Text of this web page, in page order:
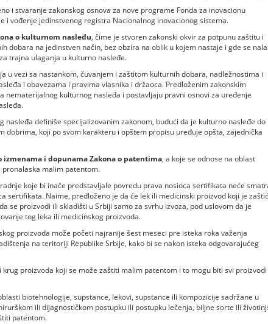
i stvaranje zakonskog osnova za nove programe Fonda za inovacionu
i vođenje jedinstvenog registra Nacionalnog inovacionog sistema.
o kulturnom nasleđu, čime je stvoren zakonski okvir za potpunu zaštitu i
dobara na jedinstven način, bez obzira na oblik u kojem nastaje i gde se
trajna ulaganja u kulturno nasleđe.
u vezi sa nastankom, čuvanjem i zaštitom kulturnih dobara, nadležnostima i
i obavezama i pravima vlasnika i držaoca. Predloženim zakonskim
nematerijalnog kulturnog nasleđa i postavljaju pravni osnovi za uređenje
nasleđa definiše specijalizovanim zakonom, budući da je kulturno nasleđe do
dobrima, koji po svom karakteru i opštem propisu uređuje opšta, zajednička
izmenama i dopunama Zakona o patentima, a koje se odnose na oblast
malim patentom.
koje bi inače predstavljale povredu prava nosioca sertifikata neće
sertifikata. Naime, predloženo je da će lek ili medicinski proizvod koji je
se proizvodi ili skladišti u Srbiji samo za svrhu izvoza, pod uslovom da je
tog leka ili medicinskog proizvoda.
proizvoda može početi najranije šest meseci pre isteka roka važenja
na teritoriji Republike Srbije, kako bi se nakon isteka odgovarajućeg
proizvoda koji se može zaštiti malim patentom i to mogu biti svi proizvodi
biotehnologije, supstance, lekovi, supstance ili kompozicije sadržane u
ili dijagnostičkom postupku ili postupku lečenja, biljne sorte ili
patentom.